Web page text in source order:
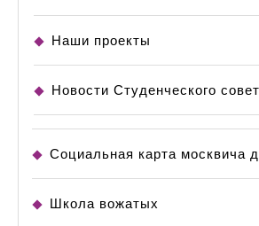
Наши проекты
Новости Студенческого
Социальная карта москвича
Школа вожатых